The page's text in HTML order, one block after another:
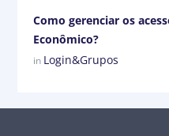
Como gerenciar os
Econômico?
in Login&Grupos